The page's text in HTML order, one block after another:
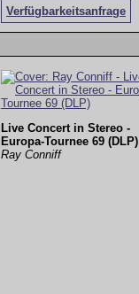
Verfügbarkeitsanfrage
Live Concert in Stereo -
Europa-Tournee 69 (DLP)
Ray Conniff